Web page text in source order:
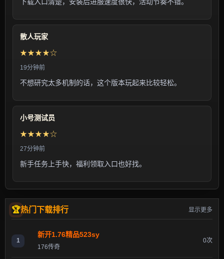
散人玩家
★★★★☆
19分钟前
不想研究太多机制的话，这个版本玩起来比较轻松。
小号测试员
★★★★☆
27分钟前
新手任务上手快，福利领取入口也好找。
热门下载排行 显示更多
1
新开1.76精品523sy
176传奇
0次